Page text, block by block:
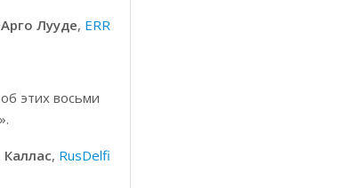
Лууде, ERR
этих восьми
, RusDelfi